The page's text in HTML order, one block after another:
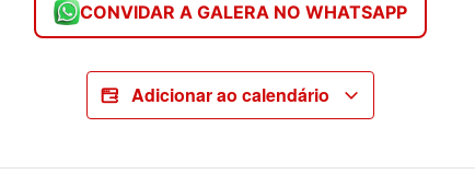
CONVIDAR A GALERA NO WHATSAPP
Adicionar ao calendário